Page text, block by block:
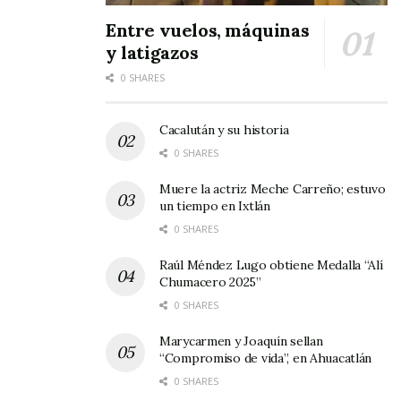
el poblado de Heriberto Jara.
Posteriormente realizó visitas domiciliarias en
después recorrió las calles de Valle Verde.
Por la tarde
continuó su campaña visitando los hogares de
Entre vuelos, máquinas
y latigazos
0 SHARES
Cacalután y su historia
0 SHARES
Muere la actriz Meche Carreño; estuvo
un tiempo en Ixtlán
0 SHARES
Raúl Méndez Lugo obtiene Medalla “Alí
Chumacero 2025”
0 SHARES
Marycarmen y Joaquín sellan
“Compromiso de vida”, en Ahuacatlán
0 SHARES